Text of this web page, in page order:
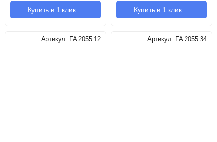
Купить в 1 клик Купить в 1 клик
Артикул: FA 2055 12 Артикул: FA 2055 34